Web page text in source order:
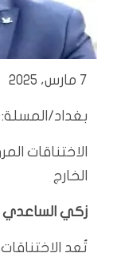
7 مارس، 2025
بغداد/المسلة:
الاختناقات
الخارج
زكي الساعدي
تُعد